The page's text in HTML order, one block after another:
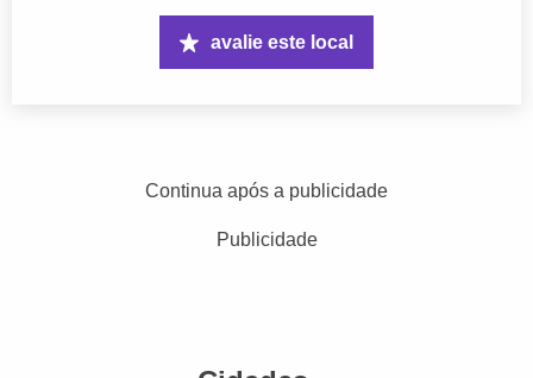
avalie este local
Continua após a publicidade
Publicidade